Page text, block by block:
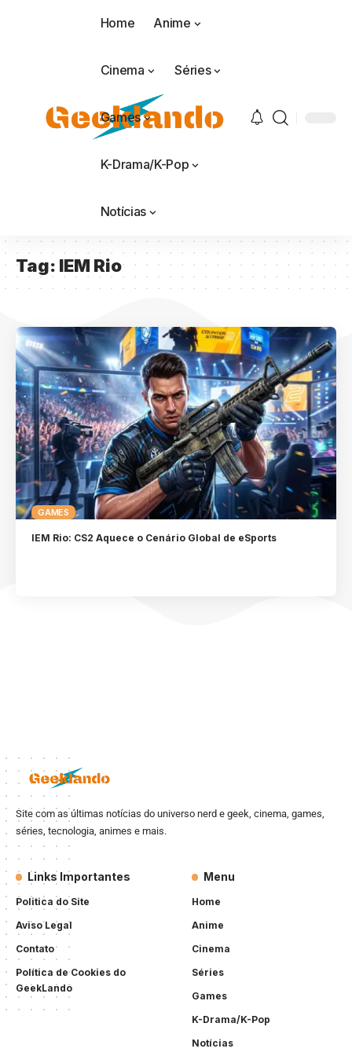
Home Anime
Cinema Séries
Games
K-Drama/K-Pop
Notícias
Tag: IEM Rio
GAMES
IEM Rio: CS2 Aquece o Cenário Global de eSports
Site com as últimas notícias do universo nerd e geek, cinema, games,
séries, tecnologia, animes e mais.
Links Importantes
Politica do Site
Aviso Legal
Contato
Política de Cookies do
GeekLando
Menu
Home
Anime
Cinema
Séries
Games
K-Drama/K-Pop
Notícias